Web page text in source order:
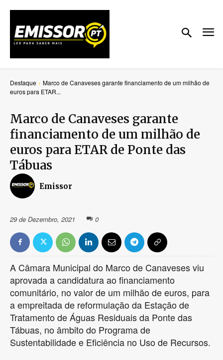
Destaque
Marco de Canaveses garante financiamento de um milhão de
euros para ETAR...
Marco de Canaveses garante
financiamento de um milhão de
euros para ETAR de Ponte das
Tábuas
Emissor
29 de Dezembro, 2021 0
A Câmara Municipal do Marco de Canaveses viu
aprovada a candidatura ao financiamento
comunitário, no valor de um milhão de euros, para
a empreitada de reformulação da Estação de
Tratamento de Águas Residuais da Ponte das
Tábuas, no âmbito do Programa de
Sustentabilidade e Eficiência no Uso de Recursos.